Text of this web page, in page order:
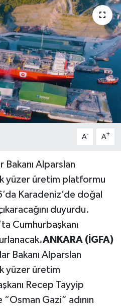
A- A+
Bakanı Alparslan
yüzer üretim platformu
Karadeniz’de doğal
duyurdu.
Cumhurbaşkanı
ANKARA (İGFA)
Bakanı Alparslan
yüzer üretim
Recep Tayyip
Gazi” adının